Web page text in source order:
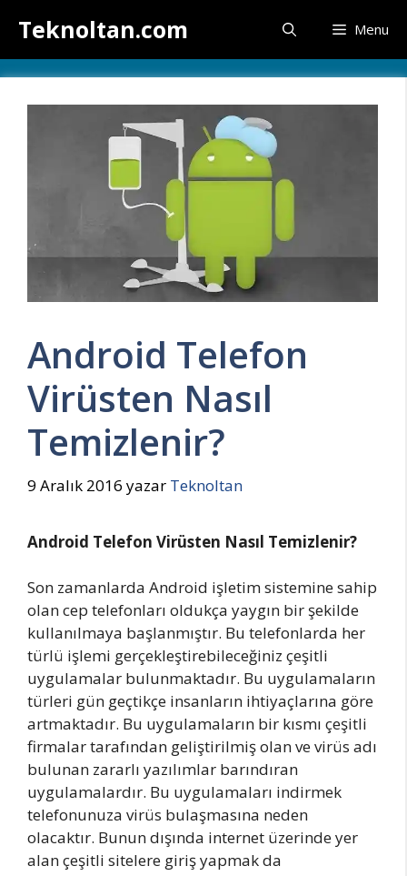
atlaTeknoltan.com Menu
Android Telefon
Virüsten Nasıl
Temizlenir?
9 Aralık 2016 yazar Teknoltan
Android Telefon Virüsten Nasıl Temizlenir?
Son zamanlarda Android işletim sistemine sahip
olan cep telefonları oldukça yaygın bir şekilde
kullanılmaya başlanmıştır. Bu telefonlarda her
türlü işlemi gerçekleştirebileceğiniz çeşitli
uygulamalar bulunmaktadır. Bu uygulamaların
türleri gün geçtikçe insanların ihtiyaçlarına göre
artmaktadır. Bu uygulamaların bir kısmı çeşitli
firmalar tarafından geliştirilmiş olan ve virüs adı
bulunan zararlı yazılımlar barındıran
uygulamalardır. Bu uygulamaları indirmek
telefonunuza virüs bulaşmasına neden
olacaktır. Bunun dışında internet üzerinde yer
alan çeşitli sitelere giriş yapmak da